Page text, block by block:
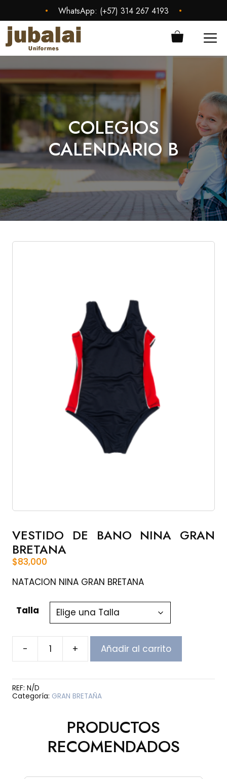
contenido
• WhatsApp: (+57) 314 267 4193 •
COLEGIOS
CALENDARIO B
VESTIDO DE BANO NINA GRAN
BRETANA
$83,000
NATACION NINA GRAN BRETANA
Talla
-
VESTIDO
DE
NINA
GRAN
+ Añadir al carrito
REF: N/D
Categoría: GRAN BRETAÑA
PRODUCTOS
RECOMENDADOS